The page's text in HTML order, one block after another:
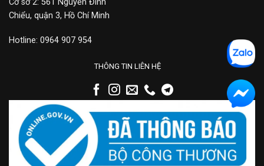
Chiểu, quận 3, Hồ Chí Minh
Hotline: 0964 907 954
THÔNG TIN LIÊN HỆ